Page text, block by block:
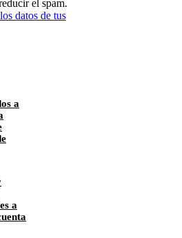
el spam.
datos de tus
a
a